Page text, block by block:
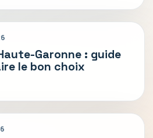
Garonne : guide
le bon choix